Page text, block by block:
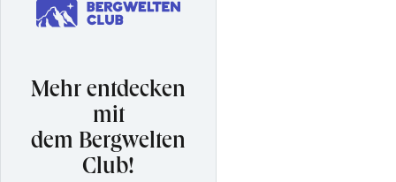
Mehr entdecken
mit
dem Bergwelten
Club!